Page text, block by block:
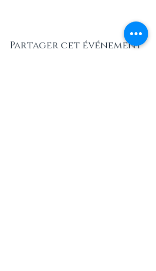
Partager cet événement